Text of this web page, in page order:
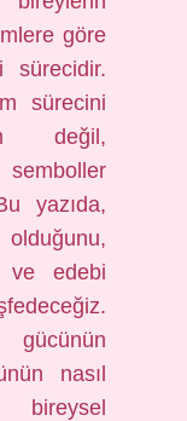
göre
sürecidir.
sürecini
değil,
semboller
yazıda,
ve edebi
nasıl
bireysel